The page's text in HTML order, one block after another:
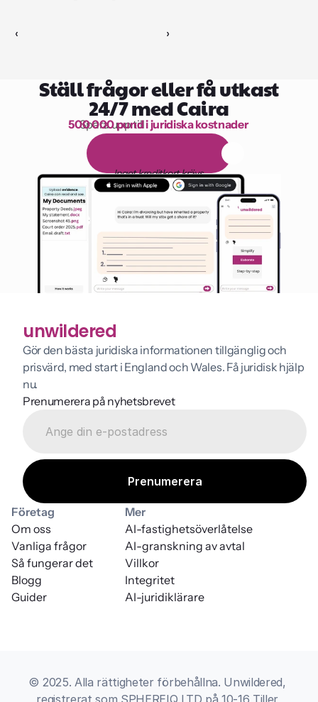
‹ ›
Ställ frågor eller få utkast
24/7 med Caira
1 000 timmars läsning
Spara upp till
500 000 pund i juridiska kostnader
a
Inget kreditkort krävs
unwildered
Gör den bästa juridiska informationen tillgänglig och
prisvärd, med start i England och Wales. Få juridisk hjälp
nu.
Prenumerera på nyhetsbrevet
Företag
Om oss
Vanliga frågor
Så fungerar det
Blogg
Guider
Mer
Villkor
AI-granskning av avtal
AI-juridiklärare
Integritet
AI-fastighetsöverlåtelse
© 2025. Alla rättigheter förbehållna. Unwildered,
registrerat som SPHEREIQ LTD på 10-16 Tiller